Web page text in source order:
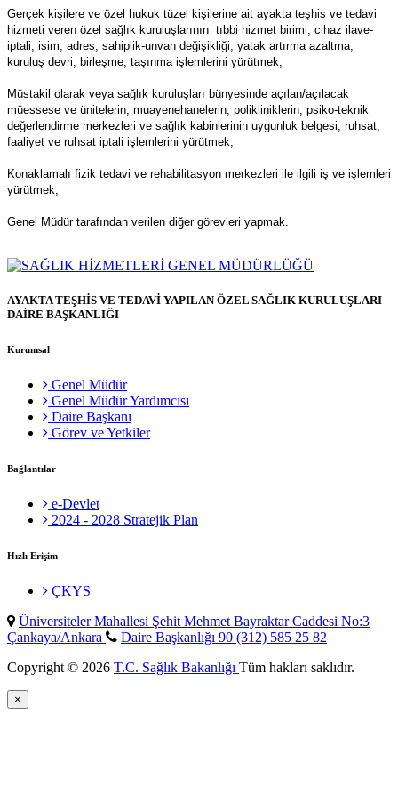
Gerçek kişilere ve özel hukuk tüzel kişilerine ait ayakta teşhis ve tedavi
hizmeti veren özel sağlık kuruluşlarının tıbbi hizmet birimi, cihaz ilave-
iptali, isim, adres, sahiplik-unvan değişikliği, yatak artırma azaltma,
kuruluş devri, birleşme, taşınma işlemlerini yürütmek,
Müstakil olarak veya sağlık kuruluşları bünyesinde açılan/açılacak
müessese ve ünitelerin, muayenehanelerin, polikliniklerin, psiko-teknik
değerlendirme merkezleri ve sağlık kabinlerinin uygunluk belgesi, ruhsat,
faaliyet ve ruhsat iptali işlemlerini yürütmek,
Konaklamalı fizik tedavi ve rehabilitasyon merkezleri ile ilgili iş ve işlemleri
yürütmek,
Genel Müdür tarafından verilen diğer görevleri yapmak.
AYAKTA TEŞHİS VE TEDAVİ YAPILAN ÖZEL SAĞLIK KURULUŞLARI
DAİRE BAŞKANLIĞI
Kurumsal
Genel Müdür
Genel Müdür Yardımcısı
Daire Başkanı
Görev ve Yetkiler
Bağlantılar
e-Devlet
2024 - 2028 Stratejik Plan
Hızlı Erişim
ÇKYS
Üniversiteler Mahallesi Şehit Mehmet Bayraktar Caddesi No:3
Çankaya/Ankara
Daire Başkanlığı 90 (312) 585 25 82
Copyright © 2026 T.C. Sağlık Bakanlığı Tüm hakları saklıdır.
×